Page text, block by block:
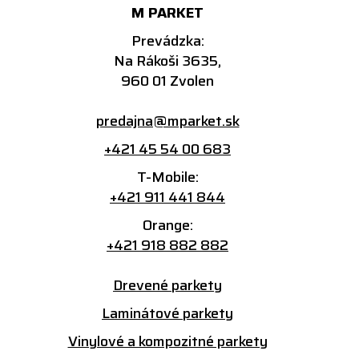
M PARKET
Prevádzka:
Na Rákoši 3635,
960 01 Zvolen
predajna@mparket.sk
+421 45 54 00 683
T-Mobile:
+421 911 441 844
Orange:
+421 918 882 882
Drevené parkety
Laminátové parkety
Vinylové a kompozitné parkety